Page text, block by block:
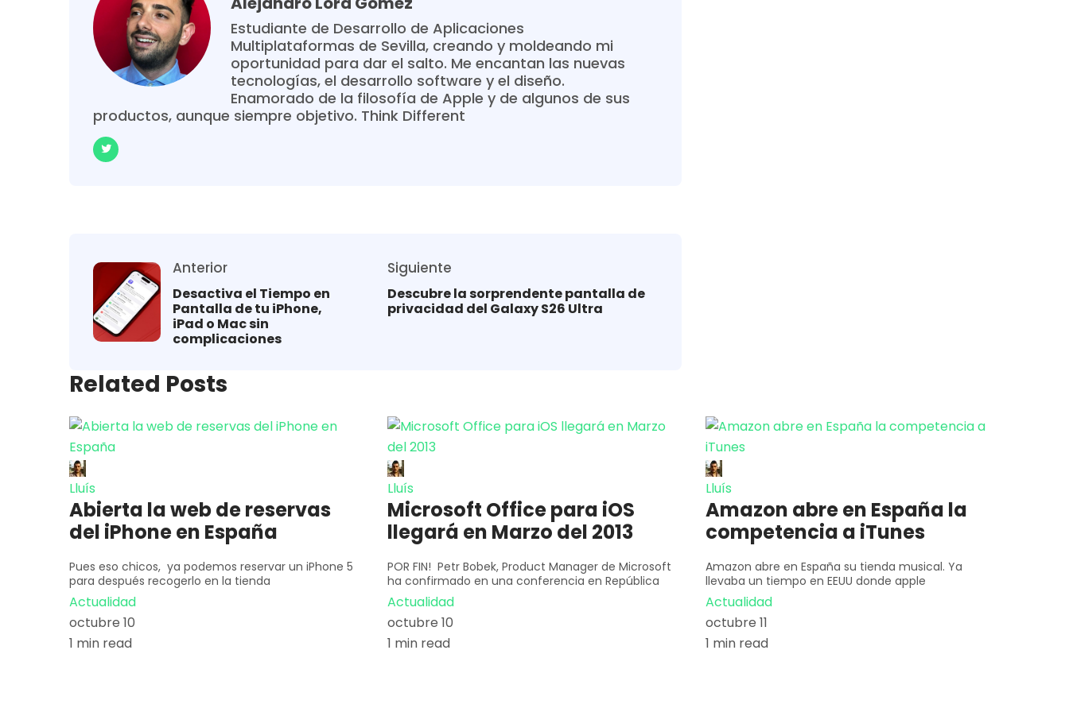
Estudiante de Desarrollo de Aplicaciones
Multiplataformas de Sevilla, creando y moldeando mi
oportunidad para dar el salto. Me encantan las nuevas
tecnologías, el desarrollo software y el diseño.
Enamorado de la filosofía de Apple y de algunos de sus
productos, aunque siempre objetivo. Think Different
Anterior
Desactiva el Tiempo en
Pantalla de tu iPhone,
iPad o Mac sin
complicaciones
Siguiente
Descubre la sorprendente pantalla de
privacidad del Galaxy S26 Ultra
Related Posts
Lluís
Abierta la web de reservas
del iPhone en España
Pues eso chicos, ya podemos reservar un iPhone 5
para después recogerlo en la tienda
Actualidad
octubre 10
1 min read
Lluís
Microsoft Office para iOS
llegará en Marzo del 2013
POR FIN! Petr Bobek, Product Manager de Microsoft
ha confirmado en una conferencia en República
Actualidad
octubre 10
1 min read
Lluís
Amazon abre en España la
competencia a iTunes
Amazon abre en España su tienda musical. Ya
llevaba un tiempo en EEUU donde apple
Actualidad
octubre 11
1 min read